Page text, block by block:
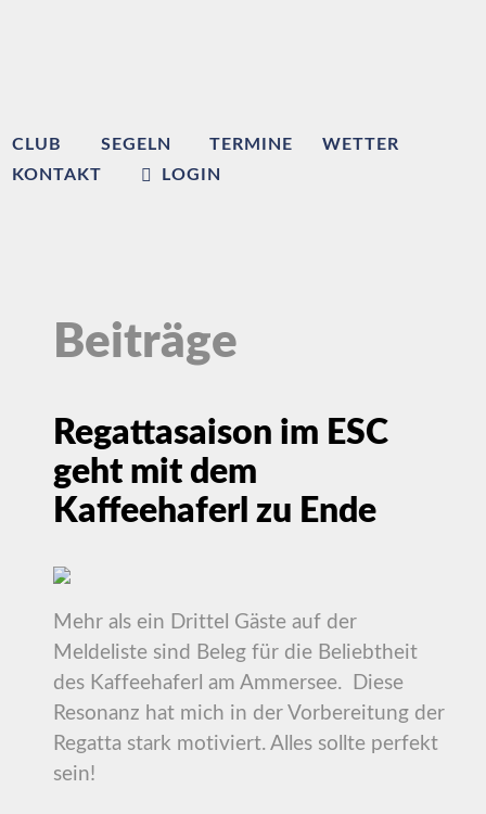
CLUB SEGELN TERMINE
WETTER
KONTAKT
LOGIN
Beiträge
Regattasaison im ESC
geht mit dem
Kaffeehaferl zu Ende
Mehr als ein Drittel Gäste auf der
Meldeliste sind Beleg für die Beliebtheit
des Kaffeehaferl am Ammersee. Diese
Resonanz hat mich in der Vorbereitung der
Regatta stark motiviert. Alles sollte perfekt
sein!